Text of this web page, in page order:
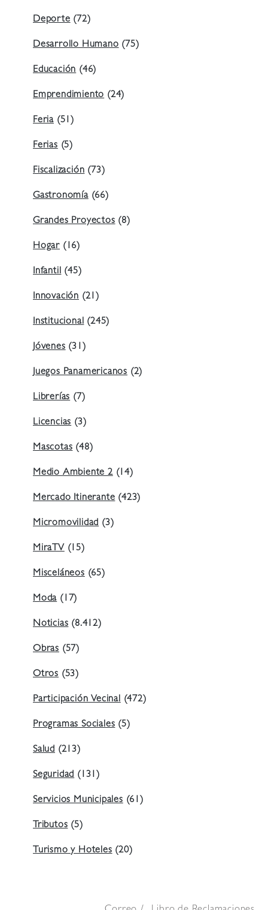
Deporte (72)
Desarrollo Humano (75)
Educación (46)
Emprendimiento (24)
Feria (51)
Ferias (5)
Fiscalización (73)
Gastronomía(66)
Grandes Proyectos (8)
Hogar (16)
Infantil (45)
Innovación (21)
Institucional (245)
Jóvenes (31)
Juegos Panamericanos (2)
Librerías (7)
Licencias (3)
Mascotas (48)
Medio Ambiente 2(14)
Mercado Itinerante (423)
Micromovilidad (3)
MiraTV (15)
Misceláneos (65)
Moda (17)
Noticias (8.412)
Obras (57)
Otros (53)
Participación Vecinal (472)
Programas Sociales (5)
Salud (213)
Seguridad (131)
Servicios Municipales (61)
Tributos (5)
Turismo y Hoteles (20)